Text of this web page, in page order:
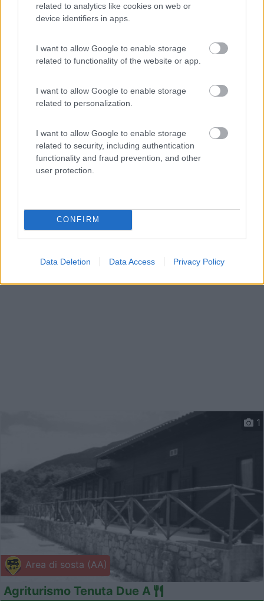
related to analytics like cookies on web or
device identifiers in apps.
I want to allow Google to enable storage
related to functionality of the website or app.
I want to allow Google to enable storage
related to personalization.
I want to allow Google to enable storage
related to security, including authentication
functionality and fraud prevention, and other
user protection.
CONFIRM
Data Deletion Data Access Privacy Policy
Area di sosta (AA)
8,6 10
Servizi / Posizione
Fattoria ottocentesca, ristrutturata, dispone di alcune p...
Guglionesi (CB) - 58.8km
C.da Guardata, 2
Area di sosta (AA)
1
Agriturismo Tenuta Due A